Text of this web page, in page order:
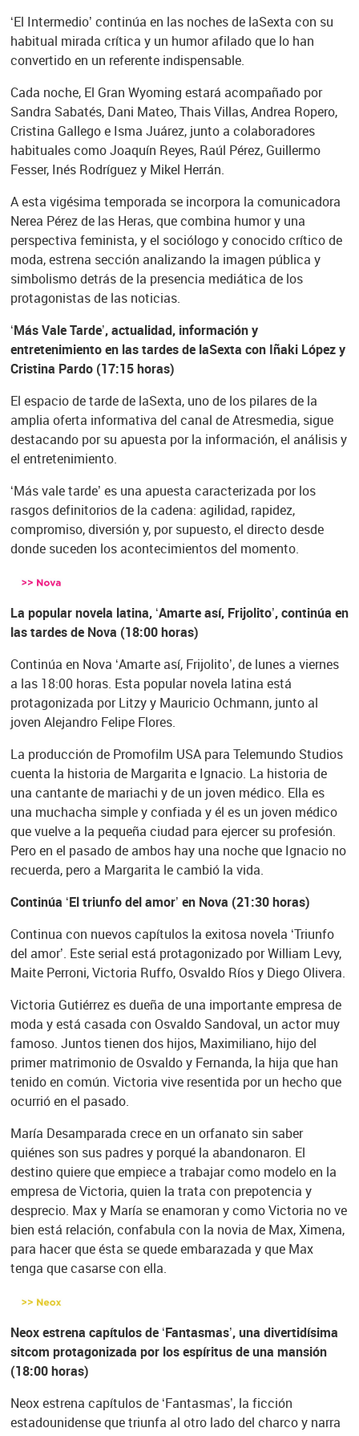
‘El Intermedio’ continúa en las noches de laSexta con su
habitual mirada crítica y un humor afilado que lo han
convertido en un referente indispensable.
Cada noche, El Gran Wyoming estará acompañado por
Sandra Sabatés, Dani Mateo, Thais Villas, Andrea Ropero,
Cristina Gallego e Isma Juárez, junto a colaboradores
habituales como Joaquín Reyes, Raúl Pérez, Guillermo
Fesser, Inés Rodríguez y Mikel Herrán.
A esta vigésima temporada se incorpora la comunicadora
Nerea Pérez de las Heras, que combina humor y una
perspectiva feminista, y el sociólogo y conocido crítico de
moda, estrena sección analizando la imagen pública y
simbolismo detrás de la presencia mediática de los
protagonistas de las noticias.
‘Más Vale Tarde’, actualidad, información y
entretenimiento en las tardes de laSexta con Iñaki López y
Cristina Pardo (17:15 horas)
El espacio de tarde de laSexta, uno de los pilares de la
amplia oferta informativa del canal de Atresmedia, sigue
destacando por su apuesta por la información, el análisis y
el entretenimiento.
‘Más vale tarde’ es una apuesta caracterizada por los
rasgos definitorios de la cadena: agilidad, rapidez,
compromiso, diversión y, por supuesto, el directo desde
donde suceden los acontecimientos del momento.
La popular novela latina, ‘Amarte así, Frijolito’, continúa en
las tardes de Nova (18:00 horas)
Continúa en Nova ‘Amarte así, Frijolito’, de lunes a viernes
a las 18:00 horas. Esta popular novela latina está
protagonizada por Litzy y Mauricio Ochmann, junto al
joven Alejandro Felipe Flores.
La producción de Promofilm USA para Telemundo Studios
cuenta la historia de Margarita e Ignacio. La historia de
una cantante de mariachi y de un joven médico. Ella es
una muchacha simple y confiada y él es un joven médico
que vuelve a la pequeña ciudad para ejercer su profesión.
Pero en el pasado de ambos hay una noche que Ignacio no
recuerda, pero a Margarita le cambió la vida.
Continúa ‘El triunfo del amor’ en Nova (21:30 horas)
Continua con nuevos capítulos la exitosa novela ‘Triunfo
del amor’. Este serial está protagonizado por William Levy,
Maite Perroni, Victoria Ruffo, Osvaldo Ríos y Diego Olivera.
Victoria Gutiérrez es dueña de una importante empresa de
moda y está casada con Osvaldo Sandoval, un actor muy
famoso. Juntos tienen dos hijos, Maximiliano, hijo del
primer matrimonio de Osvaldo y Fernanda, la hija que han
tenido en común. Victoria vive resentida por un hecho que
ocurrió en el pasado.
María Desamparada crece en un orfanato sin saber
quiénes son sus padres y porqué la abandonaron. El
destino quiere que empiece a trabajar como modelo en la
empresa de Victoria, quien la trata con prepotencia y
desprecio. Max y María se enamoran y como Victoria no ve
bien está relación, confabula con la novia de Max, Ximena,
para hacer que ésta se quede embarazada y que Max
tenga que casarse con ella.
Neox estrena capítulos de ‘Fantasmas’, una divertidísima
sitcom protagonizada por los espíritus de una mansión
(18:00 horas)
Neox estrena capítulos de ‘Fantasmas’, la ficción
estadounidense que triunfa al otro lado del charco y narra